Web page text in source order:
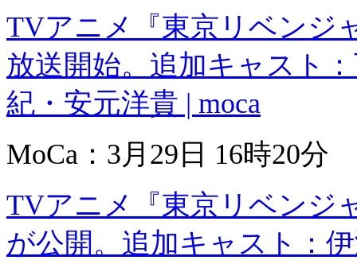
TVアニメ『東京リベンジ
放送開始。追加キャスト
紀・安元洋貴 | moca
MoCa：3月29日 16時20分
TVアニメ『東京リベンジ
が公開。追加キャスト：